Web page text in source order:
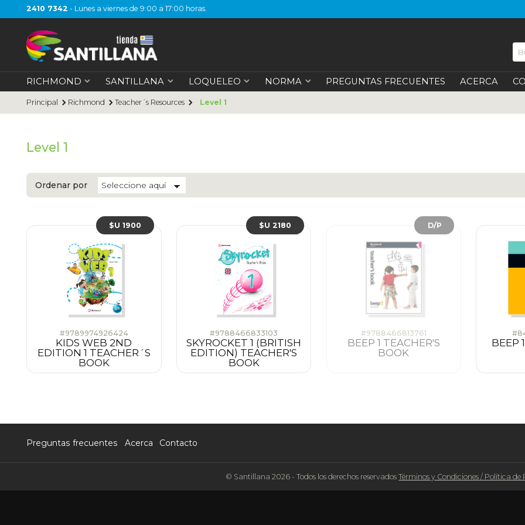
2410 7342 - Lunes a viernes de 9:00 a 17:00 horas.
RICHMOND SANTILLANA LOQUELEO NORMA PREGUNTAS FRECUENTES ACERCA
Principal Richmond Teacher´s Resources Level 1
Level 1
Ordenar por
#9789974926424
KIDS WEB 2ND
EDITION 1 TEACHER´S
BOOK
$U 1900
#9788466833103
SKYROCKET 1 (BRITISH
EDITION) TEACHER'S
BOOK
$U 2180
#9788466813761
BEEP 1 TEACHER'S
BOOK
D/P
BEEP
Preguntas frecuentes Acerca Contacto
© Santillana 2026 - Todos los derechos reservadosTérminos y Condiciones / Política de